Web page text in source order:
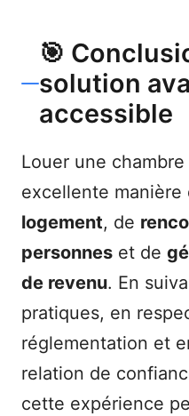
🎯
solution
accessible
Louer une
excellente manière
logement, de
personnes et de
de revenu. En
pratiques, en
réglementation et
relation de
cette expérience